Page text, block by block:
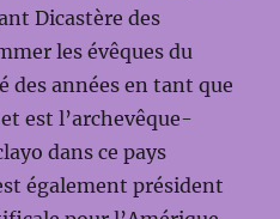
Dicastère des
les évêques du
des années en tant que
est l’archevêque-
dans ce pays
également président